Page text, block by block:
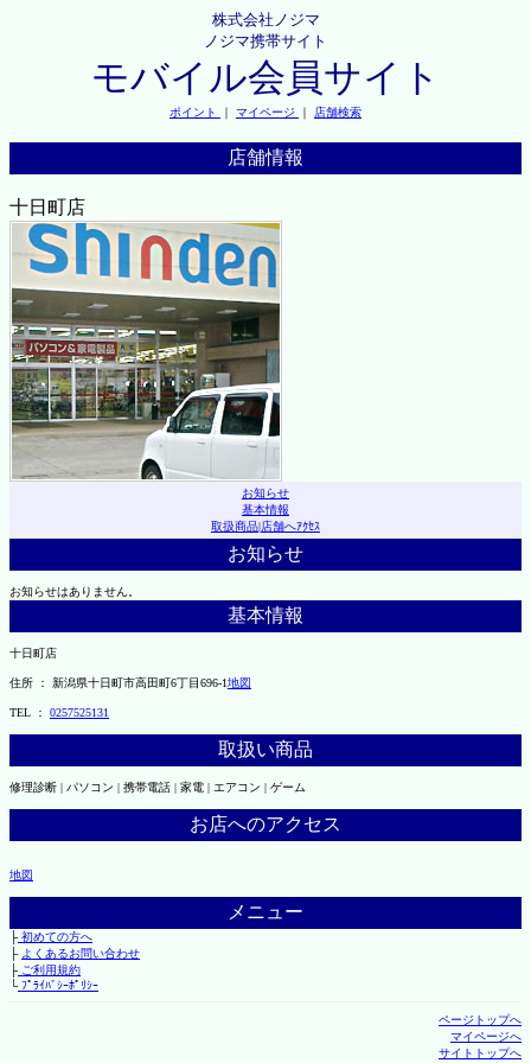
株式会社ノジマ
ノジマ携帯サイト
モバイル会員サイト
ポイント ｜ マイページ ｜ 店舗検索
店舗情報
十日町店
お知らせ
基本情報
取扱商品|店舗へｱｸｾｽ
お知らせ
お知らせはありません。
基本情報
十日町店
住所 ： 新潟県十日町市高田町6丁目696-1地図
TEL ： 0257525131
取扱い商品
修理診断 | パソコン | 携帯電話 | 家電 | エアコン | ゲーム
お店へのアクセス
地図
メニュー
├初めての方へ
├ よくあるお問い合わせ
├ご利用規約
└ﾌﾟﾗｲﾊﾞｼｰﾎﾟﾘｼｰ
ページトップへ
マイページへ
サイトトップへ